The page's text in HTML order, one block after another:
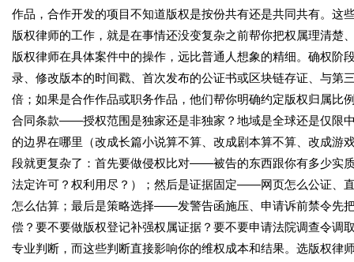
作品，合作开发的项目不知道版权是按份共有还是共同共有。这
版权律师的工作，就是在事情还没变复杂之前帮你把权属理清楚
版权律师在具体案件中的操作，远比普通人想象的精细。确权阶
录、修改版本的时间戳、首次发布的公证书或区块链存证、与第
倍；如果是合作作品或职务作品，他们帮你明确约定版权归属比
合同条款——授权范围是独家还是非独家？地域是全球还是仅限
的边界在哪里（改成长篇小说算不算、改成剧本算不算、改成
段就更复杂了：首先要做侵权比对——被告的东西跟你有多少实
法定许可？权利用尽？）；然后是证据固定——网页怎么公证、
怎么估算；最后是策略选择——发警告函施压、申请诉前禁令先
偿？要不要做版权登记补强权属证据？要不要申请法院调查令调
专业判断，而这些判断直接影响你的维权成本和结果。选版权律